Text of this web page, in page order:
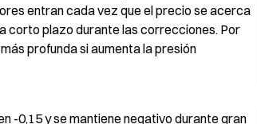
entran cada vez que el precio se acerca
corto plazo durante las correcciones. Por
profunda si aumenta la presión
-0,15 y se mantiene negativo durante gran